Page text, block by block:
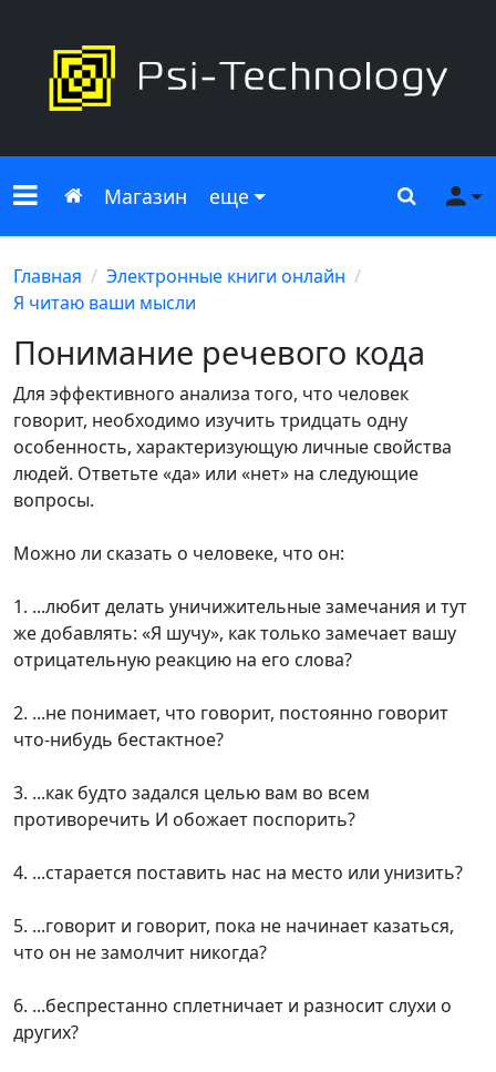
Меню сайта
Главная
Магазин еще Поиск
Главная
Электронные книги онлайн
Я читаю ваши мысли
Понимание речевого кода
Для эффективного анализа того, что человек
говорит, необходимо изучить тридцать одну
особенность, характеризующую личные свойства
людей. Ответьте «да» или «нет» на следующие
вопросы.
Можно ли сказать о человеке, что он:
1. ...любит делать уничижительные замечания и тут
же добавлять: «Я шучу», как только замечает вашу
отрицательную реакцию на его слова?
2. ...не понимает, что говорит, постоянно говорит
что-нибудь бестактное?
3. ...как будто задался целью вам во всем
противоречить И обожает поспорить?
4. ...старается поставить нас на место или унизить?
5. ...говорит и говорит, пока не начинает казаться,
что он не замолчит никогда?
6. ...беспрестанно сплетничает и разносит слухи о
других?